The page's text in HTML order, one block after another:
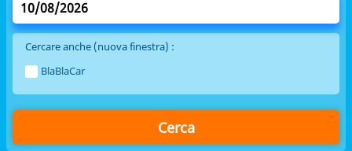
Cercare anche (nuova finestra) :
BlaBlaCar
Cerca